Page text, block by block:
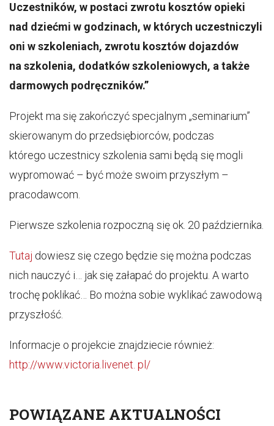
Uczestników, w postaci zwrotu kosztów opieki
nad dziećmi w godzinach, w których uczestniczyli
oni w szkoleniach, zwrotu kosztów dojazdów
na szkolenia, dodatków szkoleniowych, a także
darmowych podręczników.”
Projekt ma się zakończyć specjalnym „seminarium”
skierowanym do przedsiębiorców, podczas
którego uczestnicy szkolenia sami będą się mogli
wypromować – być może swoim przyszłym –
pracodawcom.
Pierwsze szkolenia rozpoczną się ok. 20 października.
Tutaj dowiesz się czego będzie się można podczas
nich nauczyć i… jak się załapać do projektu. A warto
trochę poklikać… Bo można sobie wyklikać zawodową
przyszłość.
Informacje o projekcie znajdziecie również:
http://www.victoria.livenet. pl/
POWIĄZANE AKTUALNOŚCI